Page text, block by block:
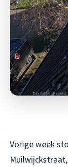
Vorige week